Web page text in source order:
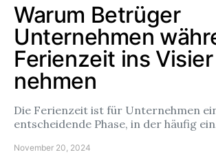
Warum Betrüger
Unternehmen
Ferienzeit ins Visier
nehmen
Die Ferienzeit ist für Unternehmen
entscheidende Phase, in der häufig
November 20, 2024